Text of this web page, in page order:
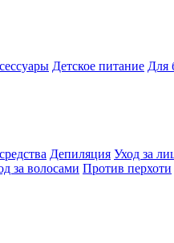
Детское питание Для
Депиляция Уход за
за волосами Против перхоти